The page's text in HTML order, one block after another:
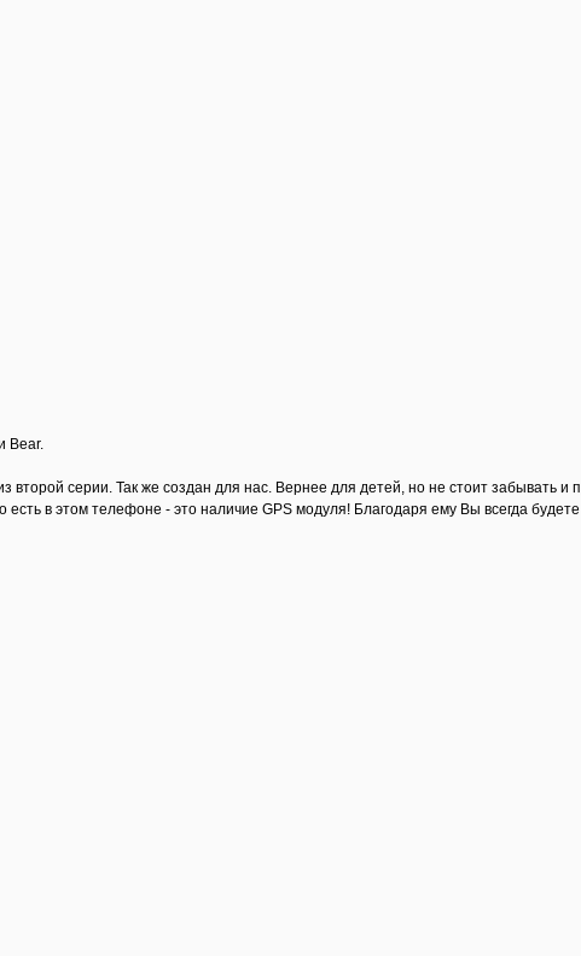
Bear.
второй серии. Так же создан для нас. Вернее для детей, но не стоит забывать и
есть в этом телефоне - это наличие GPS модуля! Благодаря ему Вы всегда